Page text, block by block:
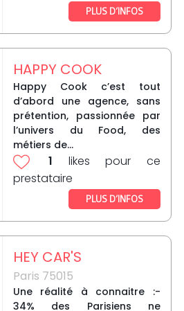
PLUS D’INFOS
HAPPY COOK
Happy Cook c’est tout
d’abord une agence, sans
prétention, passionnée par
l’univers du Food, des
métiers de...
1 likes pour ce
prestataire
PLUS D’INFOS
HEY CAR'S
Paris 75015
Une réalité à connaitre :-
34% des Parisiens ne